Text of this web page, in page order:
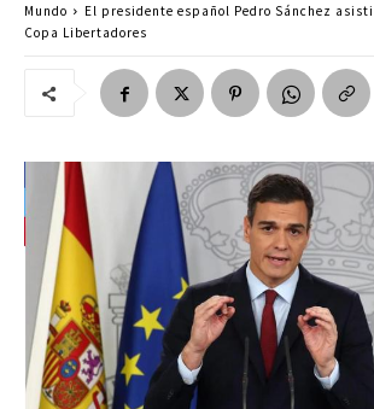
Mundo
El presidente español Pedro Sánchez
Copa Libertadores